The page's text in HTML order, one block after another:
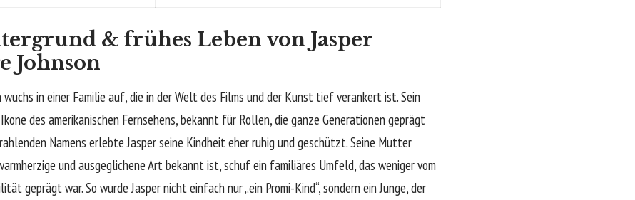
& frühes Leben von Jasper
Johnson
wuchs in einer Familie auf, die in der Welt des Films und der Kunst tief verankert ist. Sein
des amerikanischen Fernsehens, bekannt für Rollen, die ganze Generationen geprägt
Namens erlebte Jasper seine Kindheit eher ruhig und geschützt. Seine Mutter
und ausgeglichene Art bekannt ist, schuf ein familiäres Umfeld, das weniger vom
geprägt war. So wurde Jasper nicht einfach nur „ein Promi-Kind“, sondern ein Junge, der